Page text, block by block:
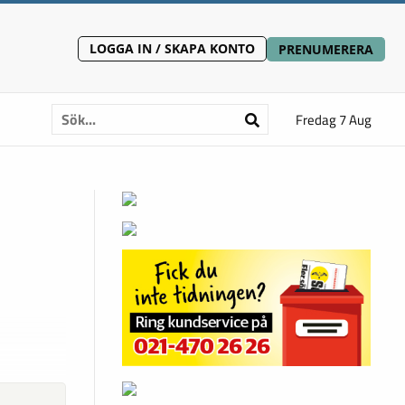
LOGGA IN / SKAPA KONTO PRENUMERERA
Fredag 7 Aug